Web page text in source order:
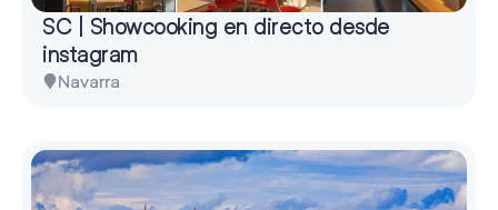
SC | Showcooking en directo desde
instagram
Navarra